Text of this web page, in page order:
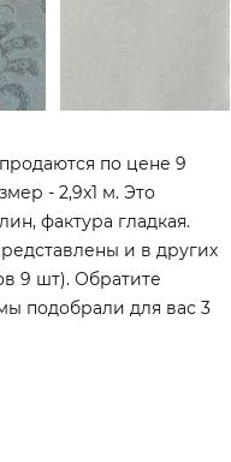
по цене 9
- 2,9x1 м. Это
фактура гладкая.
и в других
9 шт). Обратите
подобрали для вас 3